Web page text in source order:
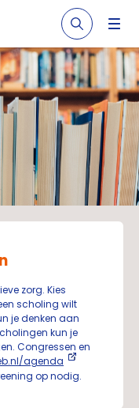
zorg. Kies
scholing wilt
je denken aan
kun je
Congressen en
agenda
op nodig.